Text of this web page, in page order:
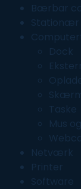
Bærbar
Stationær
Dock
Taske
Mus
Netværk
Printer
Software